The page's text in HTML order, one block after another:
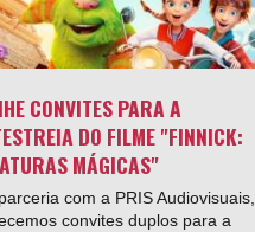
CONVITES PARA A
DO FILME "FINNICK:
MÁGICAS"
com a PRIS Audiovisuais,
convites duplos para a